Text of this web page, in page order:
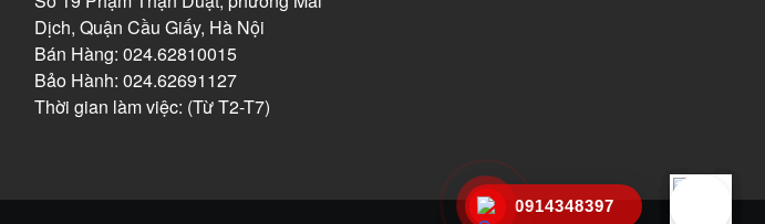
Dịch, Quận Cầu Giấy, Hà Nội
Bán Hàng: 024.62810015
Bảo Hành: 024.62691127
Thời gian làm việc: (Từ T2-T7)
0914348397